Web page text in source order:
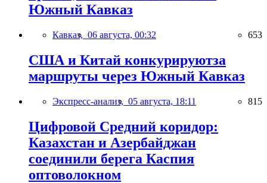
Южный Кавказ
Кавказ, 06 августа, 00:32 653
США и Китай конкурируютза
маршруты через Южный Кавказ
Экспресс-анализ, 05 августа, 18:11 815
Цифровой Средний коридор:
Казахстан и Азербайджан
соединили берега Каспия
оптоволокном